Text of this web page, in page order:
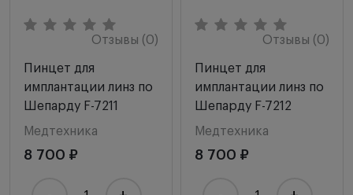
Отзывы (0)
Пинцет для
имплантации линз по
Шепарду F-7211
Медтехника
8 700 ₽
Отзывы (0)
Пинцет для
имплантации линз по
Шепарду F-7212
Медтехника
8 700 ₽